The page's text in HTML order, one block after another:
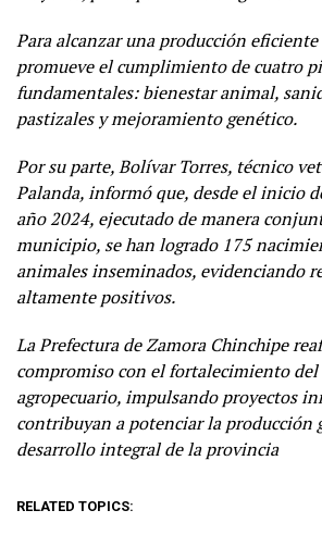
Para alcanzar una producción
promueve el cumplimiento de cuatro
fundamentales: bienestar animal,
pastizales y mejoramiento genético.
Por su parte, Bolívar Torres, técnico
Palanda, informó que, desde el inicio
año 2024, ejecutado de manera
municipio, se han logrado 175
animales inseminados, evidenciando
altamente positivos.
La Prefectura de Zamora Chinchipe
compromiso con el fortalecimiento del
agropecuario, impulsando proyectos
contribuyan a potenciar la producción
desarrollo integral de la provincia
RELATED TOPICS: